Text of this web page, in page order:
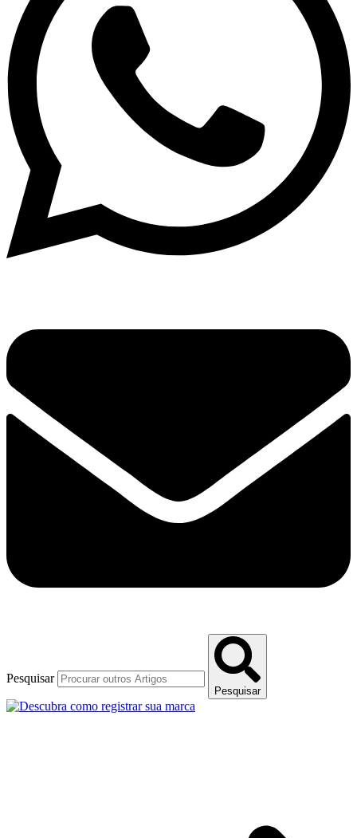
Pesquisar
Pesquisar